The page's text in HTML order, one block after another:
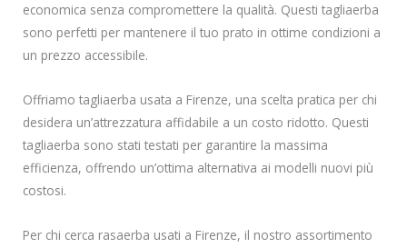
economica senza compromettere la qualità. Questi tagliaerba
sono perfetti per mantenere il tuo prato in ottime condizioni a
un prezzo accessibile.
Offriamo tagliaerba usata a Firenze, una scelta pratica per chi
desidera un’attrezzatura affidabile a un costo ridotto. Questi
tagliaerba sono stati testati per garantire la massima
efficienza, offrendo un’ottima alternativa ai modelli nuovi più
costosi.
Per chi cerca rasaerba usati a Firenze, il nostro assortimento